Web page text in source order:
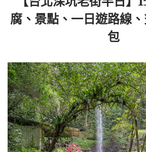
腐、景點、一日遊路線
包